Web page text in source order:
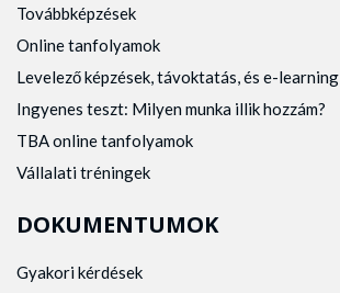
Továbbképzések
Online tanfolyamok
Levelező képzések, távoktatás, és e-learning
Ingyenes teszt: Milyen munka illik hozzám?
TBA online tanfolyamok
Vállalati tréningek
DOKUMENTUMOK
Gyakori kérdések